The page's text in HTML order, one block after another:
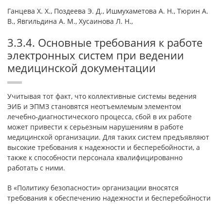
Ганцева Х. Х., Поздеева Э. Д., Ишмухаметова А. Н., Тюрин А.
В., Явгильдина А. М., Хусаинова Л. Н.,
3.3.4. Основные требования к работе
электронных систем при ведении
медицинской документации
Учитывая тот факт, что коллективные системы ведения
ЭИБ и ЭПМЗ становятся неотъемлемым элементом
лечебно-диагностического процесса, сбой в их работе
может привести к серьезным нарушениям в работе
медицинской организации. Для таких систем предъявляют
высокие требования к надежности и бесперебойности, а
также к способности персонала квалифицированно
работать с ними.
В «Политику безопасности» организации вносятся
требования к обеспечению надежности и бесперебойности